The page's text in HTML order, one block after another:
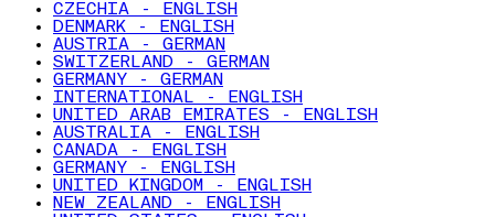
CZECHIA - ENGLISH
DENMARK - ENGLISH
AUSTRIA - GERMAN
SWITZERLAND - GERMAN
GERMANY - GERMAN
INTERNATIONAL - ENGLISH
UNITED ARAB EMIRATES - ENGLISH
AUSTRALIA - ENGLISH
CANADA - ENGLISH
GERMANY - ENGLISH
UNITED KINGDOM - ENGLISH
NEW ZEALAND - ENGLISH